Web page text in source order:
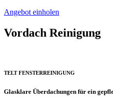
Angebot einholen
Vordach Reinigung
TELTFENSTERREINIGUNG
Glasklare Überdachungen für ein